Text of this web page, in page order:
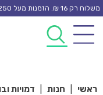
Skip
content
משלוח רק 16 ₪. הזמנות מעל 250 ₪ משלוח נק’ איסוף חינם
ראשי חנות דמויות